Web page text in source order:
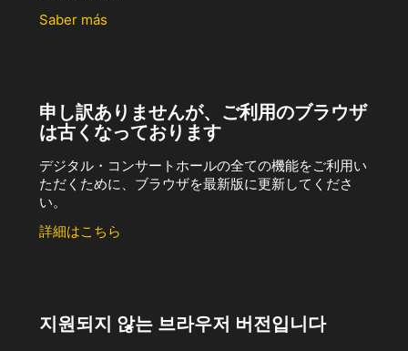
Saber más
申し訳ありませんが、ご利用のブラウザ
は古くなっております
デジタル・コンサートホールの全ての機能をご利用い
ただくために、ブラウザを最新版に更新してくださ
い。
詳細はこちら
지원되지 않는 브라우저 버전입니다